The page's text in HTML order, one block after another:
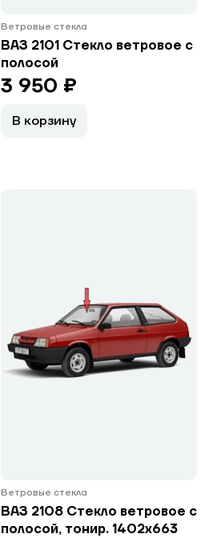
Ветровые стекла
ВАЗ 2101 Стекло ветровое с
полосой
3 950 ₽
В корзину
Ветровые стекла
ВАЗ 2108 Стекло ветровое с
полосой, тонир. 1402х663